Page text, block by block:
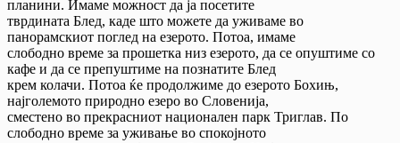
планини. Имаме можност да ја посетите
тврдината Блед, каде што можете да уживаме во
панорамскиот поглед на езерото. Потоа, имаме
слободно време за прошетка низ езерото, да се опуштиме со
кафе и да се препуштиме на познатите Блед
крем колачи. Потоа ќе продолжиме до езерото Бохињ,
најголемото природно езеро во Словенија,
сместено во прекрасниот национален парк Триглав. По
слободно време за уживање во спокојното